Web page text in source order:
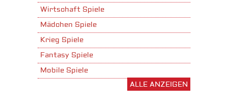
Wirtschaft Spiele
Mädchen Spiele
Krieg Spiele
Fantasy Spiele
Mobile Spiele
ALLE ANZEIGEN